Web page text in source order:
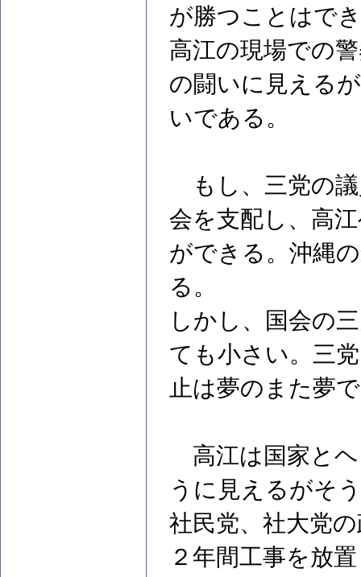
が勝つことはで
高江の現場での
の闘いに見える
いである。
もし、三党の議
会を支配し、高
ができる。沖縄
る。
しかし、国会の
ても小さい。三
止は夢のまた夢
高江は国家とヘ
うに見えるがそ
社民党、社大党
２年間工事を放